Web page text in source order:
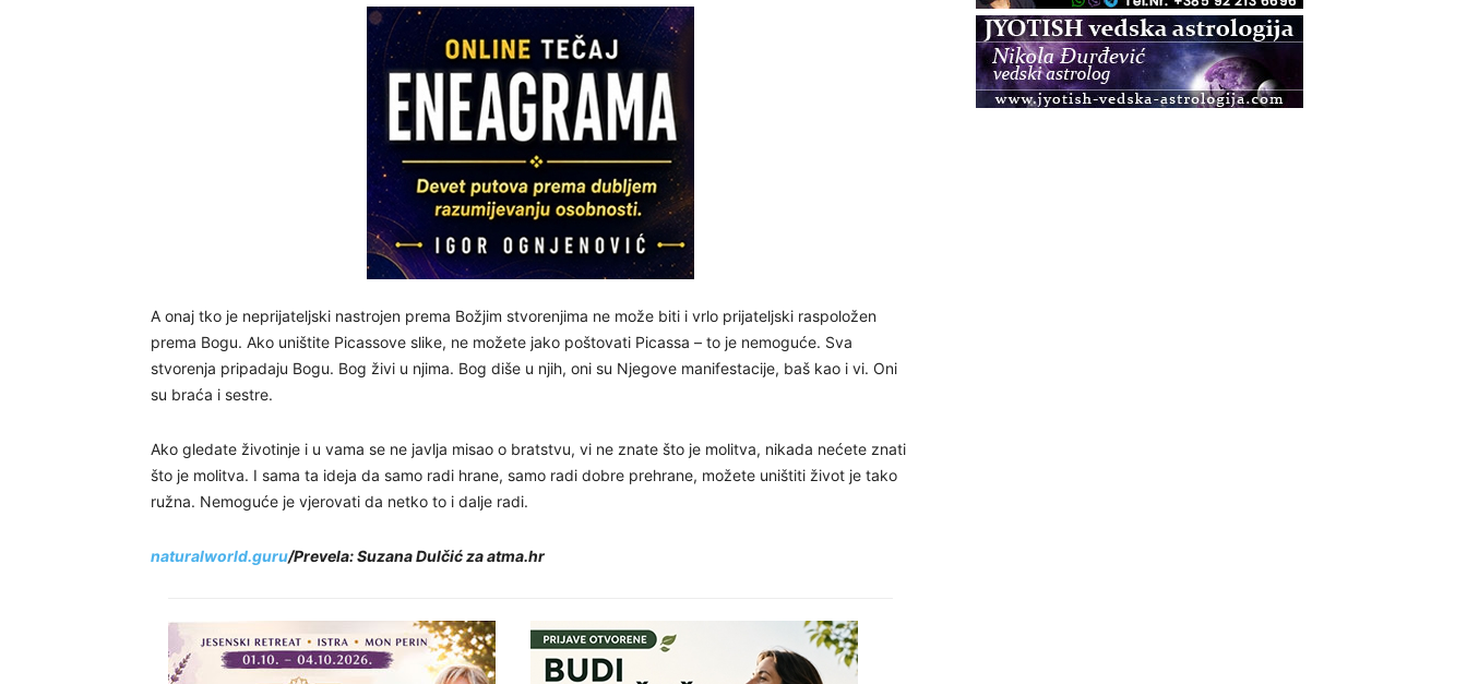
A onaj tko je neprijateljski nastrojen prema Božjim stvorenjima ne može biti i vrlo prijateljski raspoložen
prema Bogu. Ako uništite Picassove slike, ne možete jako poštovati Picassa – to je nemoguće. Sva
stvorenja pripadaju Bogu. Bog živi u njima. Bog diše u njih, oni su Njegove manifestacije, baš kao i vi. Oni
su braća i sestre.
Ako gledate životinje i u vama se ne javlja misao o bratstvu, vi ne znate što je molitva, nikada nećete znati
što je molitva. I sama ta ideja da samo radi hrane, samo radi dobre prehrane, možete uništiti život je tako
ružna. Nemoguće je vjerovati da netko to i dalje radi.
naturalworld.guru/Prevela: Suzana Dulčić za atma.hr
21.08.
Zagreb+Online
Osnovni ThetaHealing® tečaj, Zagreb i Online
22.08.
Pula